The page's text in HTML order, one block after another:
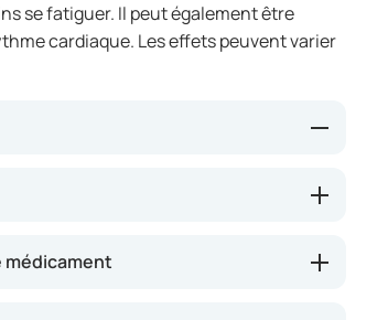
se fatiguer. Il peut également être
cardiaque. Les effets peuvent varier
hormones du stress, telles que
cardiaque et abaisse la
tels que la douleur thoracique ou la